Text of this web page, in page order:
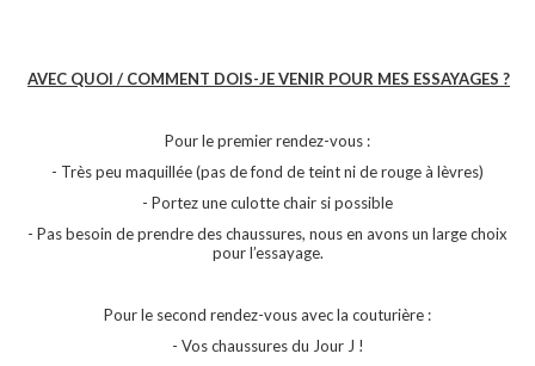
AVEC QUOI / COMMENT DOIS-JE VENIR POUR MES ESSAYAGES ?
Pour le premier rendez-vous :
- Très peu maquillée (pas de fond de teint ni de rouge à lèvres)
- Portez une culotte chair si possible
- Pas besoin de prendre des chaussures, nous en avons un large choix
pour l’essayage.
Pour le second rendez-vous avec la couturière :
- Vos chaussures du Jour J !